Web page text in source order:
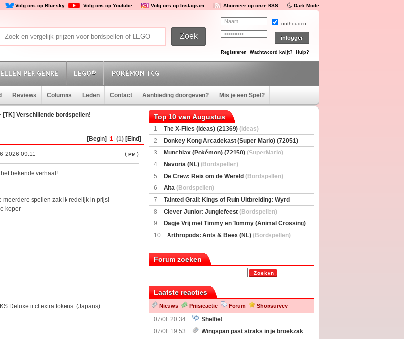
Volg ons op Bluesky Volg ons op Youtube Volg ons op Instagram Abonneer op onze RSS Dark Mode
onthouden
Registreren Wachtwoord kwijt? Hulp?
PER GENRE LEGO® POKÉMON TCG
Reviews Columns Leden Contact Aanbieding doorgeven? Mis je een Spel?
[TK] Verschillende bordspellen!
[Begin] 1 (1) [Eind]
2026 09:11 ( PM )
bekende verhaal!
meerdere spellen zak ik redelijk in prijs!
koper
Deluxe incl extra tokens. (Japans)
Top 10 van Augustus
1 The X-Files (Ideas) (21369) (Ideas)
2
Donkey Kong Arcadekast (Super Mario) (72051)
(SuperMario)
3 Munchlax (Pokémon) (72150) (SuperMario)
4
Navoria (NL) (Bordspellen)
5
De Crew: Reis om de Wereld (Bordspellen)
6
Alta (Bordspellen)
7
Tainted Grail: Kings of Ruin Uitbreiding: Wyrd
Encounters(Bordspellen)
8 Clever Junior: Junglefeest (Bordspellen)
9
Dagje Vrij met Timmy en Tommy (Animal Crossing)
(77059)(Ideas)
10 Arthropods: Ants & Bees (NL) (Bordspellen)
Forum zoeken
Zoeken
Laatste reacties
Nieuws Prijsreactie Forum Shopsurvey
07/08 20:34
Shelfie!
07/08 19:53
Wingspan past straks in je broekzak